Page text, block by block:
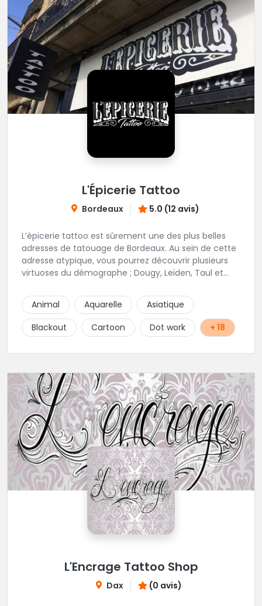
L'Épicerie Tattoo
Bordeaux 5.0 (12 avis)
L’épicerie tattoo est sûrement une des plus belles
adresses de tatouage de Bordeaux. Au sein de cette
adresse atypique, vous pourrez découvrir plusieurs
virtuoses du démographe ; Dougy, Leïden, Taul et
enfant et sympathique, vous pourrez demander
conseil pour votre tattoo. N'hésitez plus une seconde
pour rencontrer cette belle équipe !
Animal Aquarelle
Asiatique
Blackout
Cartoon Dot work + 18
L'Encrage Tattoo Shop
Dax (0 avis)